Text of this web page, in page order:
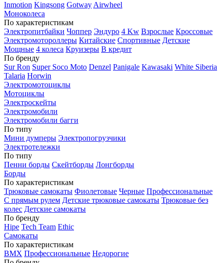
Inmotion Kingsong Gotway Airwheel
Моноколеса
По характеристикам
Электропитбайки Чоппер Эндуро 4 Kw Взрослые Кроссовые
Электромотороллеры Китайские Спортивные Детские
Мощные 4 колеса Круизеры В кредит
По бренду
Sur Ron Super Soco Moto Denzel Panigale Kawasaki White Siberia
Talaria Horwin
Электромотоциклы
Мотоциклы
Электроскейты
Электромобили
Электромобили багги
По типу
Мини думперы Электропогрузчики
Электротележки
По типу
Пенни борды Скейтборды Лонгборды
Борды
По характеристикам
Трюковые самокаты Фиолетовые Черные Профессиональные
С прямым рулем Детские трюковые самокаты Трюковые без
колес Детские самокаты
По бренду
Hipe Tech Team Ethic
Самокаты
По характеристикам
BMX Профессиональные Недорогие